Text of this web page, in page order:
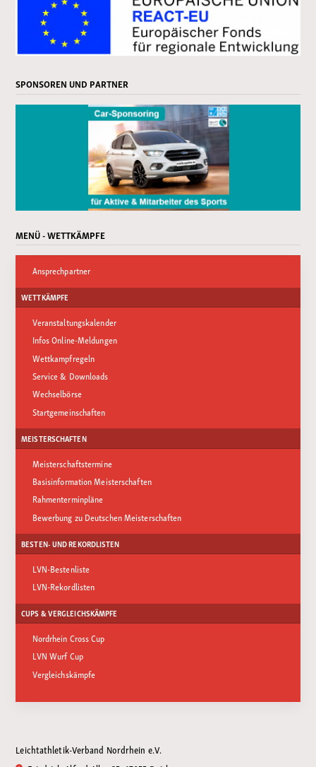
SPONSOREN UND PARTNER
MENÜ - WETTKÄMPFE
Ansprechpartner
WETTKÄMPFE
Veranstaltungskalender
Infos Online-Meldungen
Wettkampfregeln
Service & Downloads
Wechselbörse
Startgemeinschaften
MEISTERSCHAFTEN
Meisterschaftstermine
Basisinformation Meisterschaften
Rahmenterminpläne
Bewerbung zu Deutschen Meisterschaften
BESTEN- UND REKORDLISTEN
LVN-Bestenliste
LVN-Rekordlisten
CUPS & VERGLEICHSKÄMPFE
Nordrhein Cross Cup
LVN Wurf Cup
Vergleichskämpfe
Leichtathletik-Verband Nordrhein e.V.